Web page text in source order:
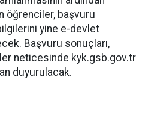
öğrenciler, başvuru
yine e-devlet
Başvuru sonuçları,
neticesinde kyk.gsb.gov.tr
duyurulacak.